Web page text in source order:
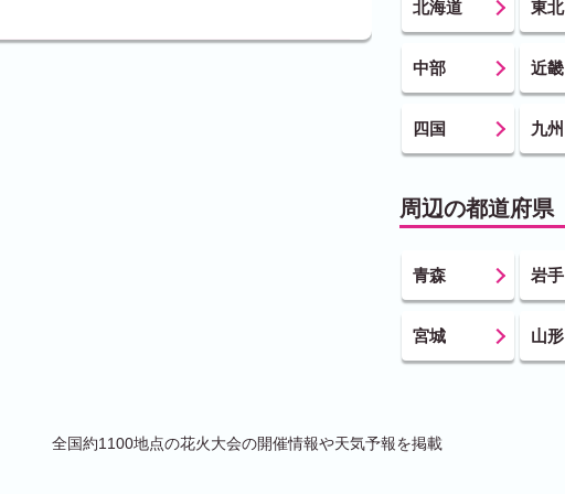
北海道 東北
中部 近畿
四国 九州
周辺の都道府県
青森 岩手
宮城 山形
全国約1100地点の花火大会の開催情報や天気予報を掲載